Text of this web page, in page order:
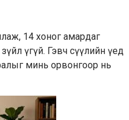
14 хоног амардаг
үгүй. Гэвч сүүлийн үед
минь орвонгоор нь